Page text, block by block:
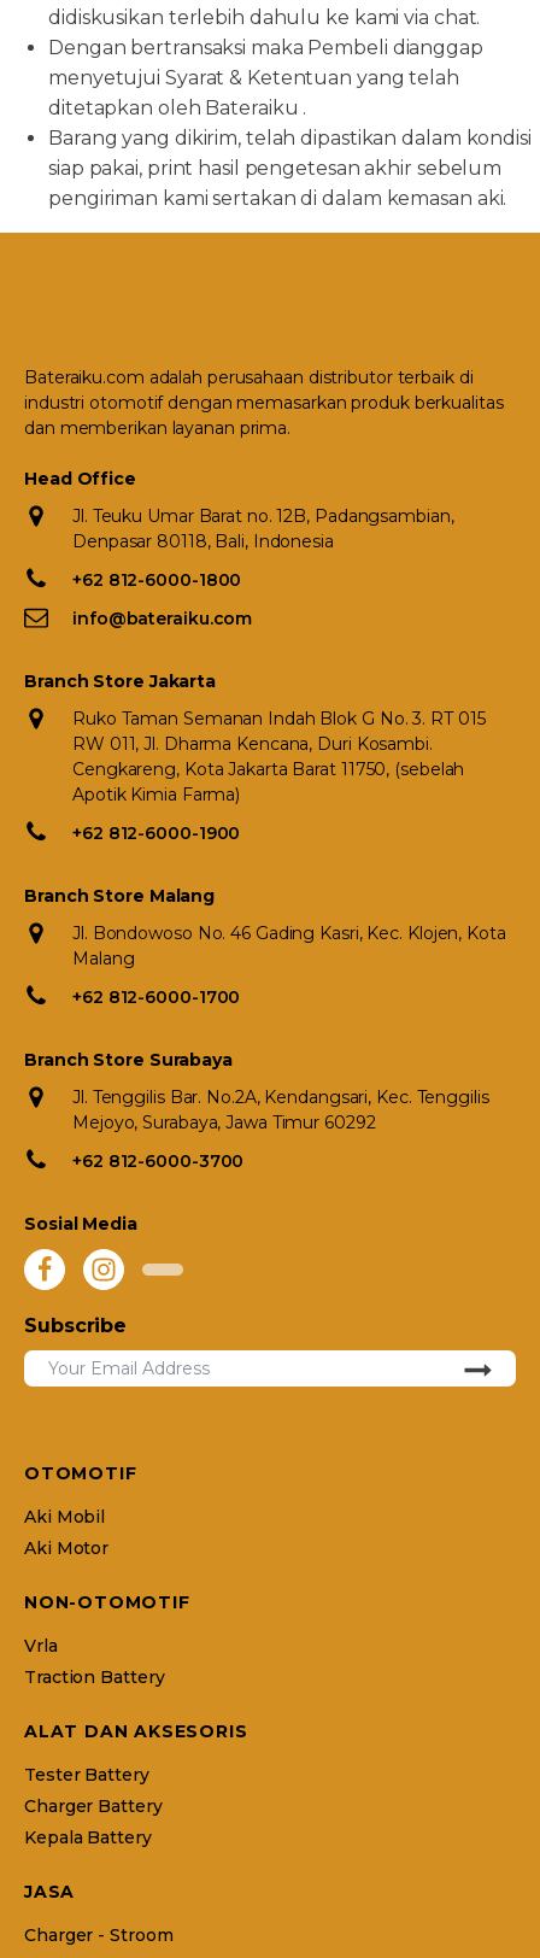
didiskusikan terlebih dahulu ke kami via chat.
Dengan bertransaksi maka Pembeli dianggap
menyetujui Syarat & Ketentuan yang telah
ditetapkan oleh Bateraiku .
Barang yang dikirim, telah dipastikan dalam kondisi
siap pakai, print hasil pengetesan akhir sebelum
pengiriman kami sertakan di dalam kemasan aki.
Bateraiku.com adalah perusahaan distributor terbaik di
industri otomotif dengan memasarkan produk berkualitas
dan memberikan layanan prima.
Head Office
Jl. Teuku Umar Barat no. 12B, Padangsambian,
Denpasar 80118, Bali, Indonesia
+62 812-6000-1800
info@bateraiku.com
Branch Store Jakarta
Ruko Taman Semanan Indah Blok G No. 3. RT 015
RW 011, Jl. Dharma Kencana, Duri Kosambi.
Cengkareng, Kota Jakarta Barat 11750, (sebelah
Apotik Kimia Farma)
+62 812-6000-1900
Branch Store Malang
Jl. Bondowoso No. 46 Gading Kasri, Kec. Klojen, Kota
Malang
+62 812-6000-1700
Branch Store Surabaya
Jl. Tenggilis Bar. No.2A, Kendangsari, Kec. Tenggilis
Mejoyo, Surabaya, Jawa Timur 60292
+62 812-6000-3700
Sosial Media
Subscribe
OTOMOTIF
Aki Mobil
Aki Motor
NON-OTOMOTIF
Vrla
Traction Battery
ALAT DAN AKSESORIS
Tester Battery
Charger Battery
Kepala Battery
JASA
Charger - Stroom